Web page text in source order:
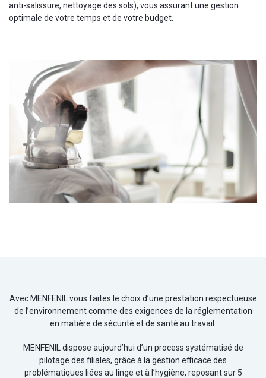
anti-salissure, nettoyage des sols), vous assurant une gestion
optimale de votre temps et de votre budget.
Avec MENFENIL vous faites le choix d’une prestation respectueuse
de l’environnement comme des exigences de la réglementation
en matière de sécurité et de santé au travail.
MENFENIL dispose aujourd’hui d’un process systématisé de
pilotage des filiales, grâce à la gestion efficace des
problématiques liées au linge et à l’hygiène, reposant sur 5